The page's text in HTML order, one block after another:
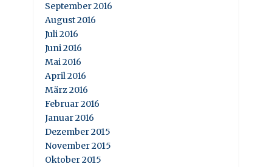
September 2016
August 2016
Juli 2016
Juni 2016
Mai 2016
April 2016
März 2016
Februar 2016
Januar 2016
Dezember 2015
November 2015
Oktober 2015